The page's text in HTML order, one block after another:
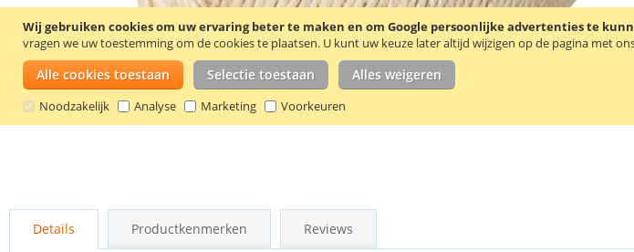
Wij gebruiken cookies om uw ervaring beter te maken en om Google persoonlijke advertenties te
vragen we uw toestemming om de cookies te plaatsen. U kunt uw keuze later altijd wijzigen op de pagina met
Alle cookies toestaan Selectie toestaan Alles weigeren
Noodzakelijk Analyse Marketing Voorkeuren
naar
Details Productkenmerken Reviews